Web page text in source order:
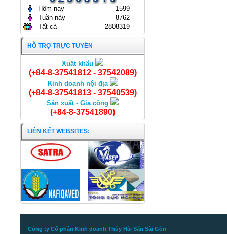
Cua đồng nguyên con
Hôm nay
1599
Tuần này
8762
Tất cả
2808319
HỖ TRỢ TRỰC TUYẾN
Xuất khẩu
(+84-8-37541812 - 37542089)
Kinh doanh nội địa
(+84-8-37541813 - 37540539)
Sản xuất - Gia công
(+84-8-37541890)
LIÊN KẾT WEBSITES:
Công ty Cổ phần Kinh doanh Thủy Hải Sản Sài Gòn